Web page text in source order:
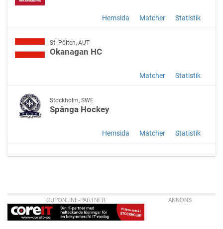
Hemsida Matcher Statistik
St. Pölten, AUT
Okanagan HC
Matcher Statistik
Stockholm, SWE
Spånga Hockey
Hemsida Matcher Statistik
CUPONLINE-PARTNER ANNONS